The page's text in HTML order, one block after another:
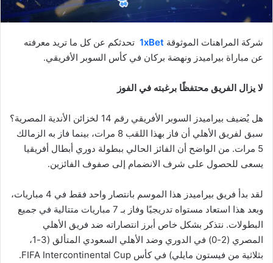
شركة المراهنات الموثوقة 1xBet تحدثكم عن كل ما تريد معرفته
عن مباراة بيراميدز ونهضة بركان في كأس السوبر الأفريقي.
لا يزال الفريق محتفظًا برغبته في الفوز
هل يُضيف بيراميدز السوبر الأفريقي رقم 14 لخزائن الأندية المصرية؟
سبق لفريق الأهلي أن فاز بهذا اللقب 8 مرات، بينما فاز به الزمالك
5 مرات. من الواضح أن الفائز الحالي ببطولة دوري أبطال أفريقيا
يسعى للحصول على شرف الانضمام إلى صفوف الفائزين.
لقد بدأ فريق بيراميدز هذا الموسم بانتصار واحد فقط في 4 مباريات،
وبعد هذا استعاد مستواه تدريجيًا وفاز بـ 7 مباريات متتالية في جميع
البطولات. نتذكر بشكل خاص أبرز انتصاراته ضد فريق الأهلي
المصري (2-0) في الدوري وضد الأهلي السعودي المتألق (3-1،
بثلاثية من فيستون مايلي) في كأس FIFA Intercontinental Cup.